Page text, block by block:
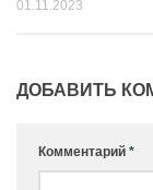
01.11.2023
ДОБАВИТЬ
Комментарий *